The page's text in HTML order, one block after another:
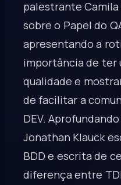
palestrante
sobre o Papel do
apresentando a
importância de ter
qualidade e
de facilitar a
DEV.
Jonathan Klauck
BDD e escrita de
diferença entre